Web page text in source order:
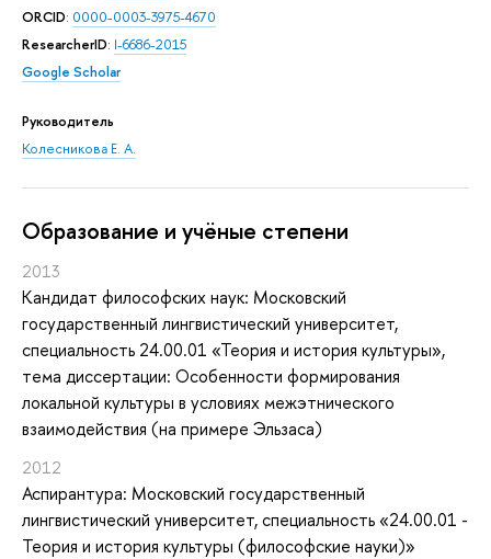
ORCID: 0000-0003-3975-4670
ResearcherID: I-6686-2015
Google Scholar
Руководитель
Колесникова Е. А.
Oбразование и учёные степени
2013
Кандидат философских наук: Московский
государственный лингвистический университет,
специальность 24.00.01 «Теория и история культуры»,
тема диссертации: Особенности формирования
локальной культуры в условиях межэтнического
взаимодействия (на примере Эльзаса)
2012
Аспирантура: Московский государственный
лингвистический университет, специальность «24.00.01 -
Теория и история культуры (философские науки)»